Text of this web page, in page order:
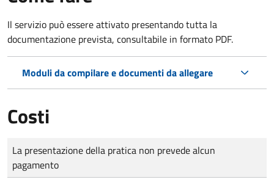
Il servizio può essere attivato presentando tutta la
documentazione prevista, consultabile in formato PDF.
Moduli da compilare e documenti da allegare
Costi
Tipo di pagamento
Importo
La presentazione della pratica non prevede alcun
pagamento